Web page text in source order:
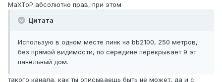
MaXToP абсолютно прав, при этом
Цитата
Использую в одном месте линк на bb2100, 250 метров,
без прямой видимости, по середине перекрывает 9 эт
панельный дом.
такого канала, как ты описываешь быть не может, да и с